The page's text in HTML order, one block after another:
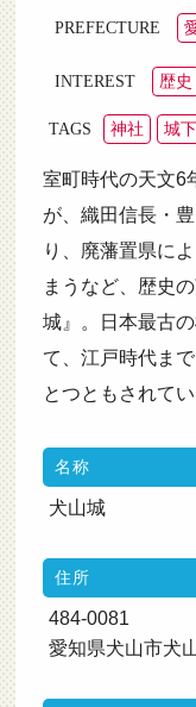
PREFECTURE
INTEREST 歴史
TAGS 神社 城
室町時代の天文6
が、織田信長・
り、廃藩置県に
まうなど、歴史
城』。日本最古
て、江戸時代ま
とつともされてい
名称
犬山城
住所
484-0081
愛知県犬山市犬